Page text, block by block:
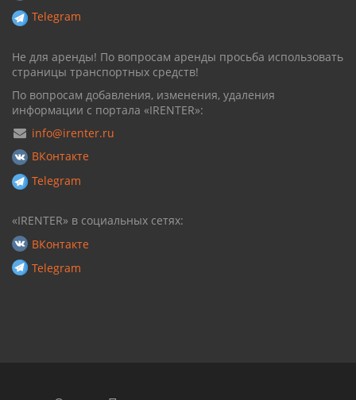
Telegram
Не для аренды! По вопросам аренды просьба использовать
страницы транспортных средств!
По вопросам добавления, изменения, удаления
информации с портала «IRENTER»:
info@irenter.ru
ВКонтакте
Telegram
«IRENTER» в социальных сетях:
ВКонтакте
Telegram